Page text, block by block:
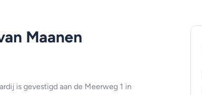
Maanen
is gevestigd aan de Meerweg 1 in